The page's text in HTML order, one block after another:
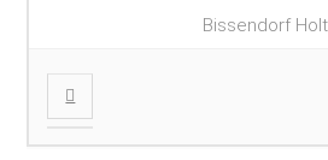
Bissendorf